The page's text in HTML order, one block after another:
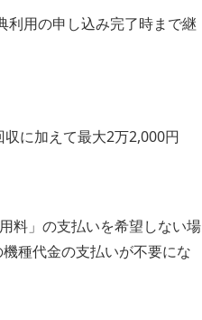
利用の申し込み完了時まで継
に加えて最大2万2,000円
料」の支払いを希望しない場
機種代金の支払いが不要にな